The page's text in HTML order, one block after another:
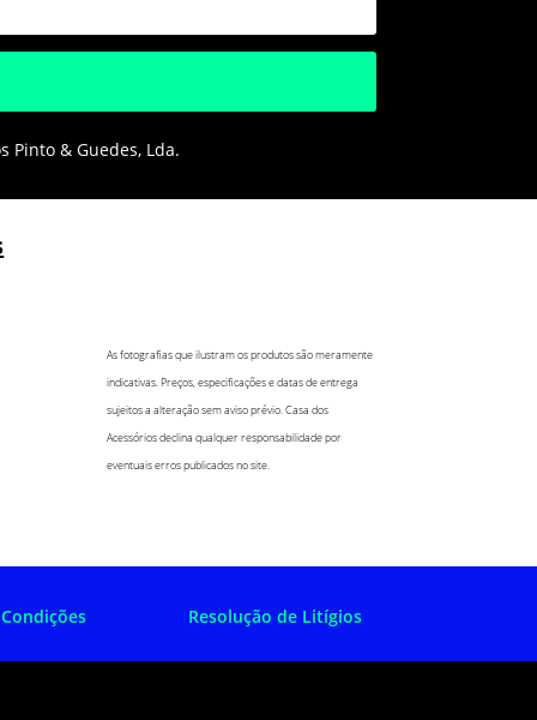
Pinto & Guedes, Lda.
As fotografias que ilustram os produtos são meramente
indicativas. Preços, especificações e datas de entrega
sujeitos a alteração sem aviso prévio. Casa dos
Acessórios declina qualquer responsabilidade por
eventuais erros publicados no site.
Resolução de Litígios